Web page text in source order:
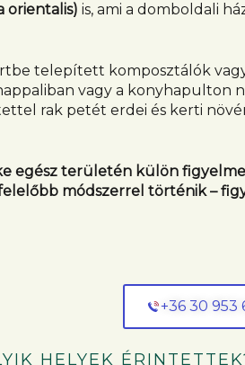
orientalis) is, ami a domboldali
telepített komposztálók
vagy a konyhapulton
rak petét erdei és kerti
egész területén külön
módszerrel történik –
+36 30 953
HELYEK